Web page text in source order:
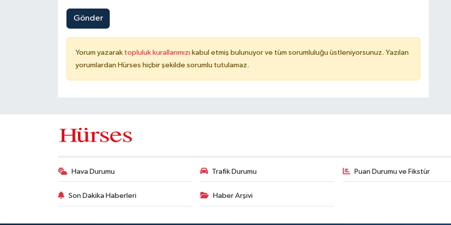
Gönder
Yorum yazarak topluluk kurallarımızı kabul etmiş bulunuyor ve tüm sorumluluğu üstleniyorsunuz. Yazılan
yorumlardan Hürses hiçbir şekilde sorumlu tutulamaz.
Hava Durumu Trafik Durumu Puan Durumu ve Fikstür
Son Dakika Haberleri Haber Arşivi